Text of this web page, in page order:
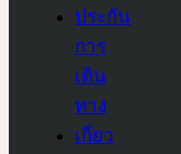
ประกัน
การ
เดิน
ทาง
เกี่ยว